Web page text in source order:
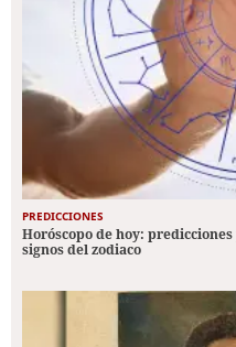
PREDICCIONES
Horóscopo de hoy:
signos del zodiaco